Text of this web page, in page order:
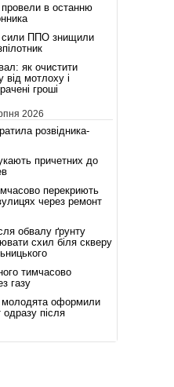
в останню
сили ППО знищили
як очистити
від мотлоху і
гроші
2026
розвідника-
причетних до
перекриють
через ремонт
обвалу ґрунту
схил біля скверу
тимчасово
газу
молодята оформили
після